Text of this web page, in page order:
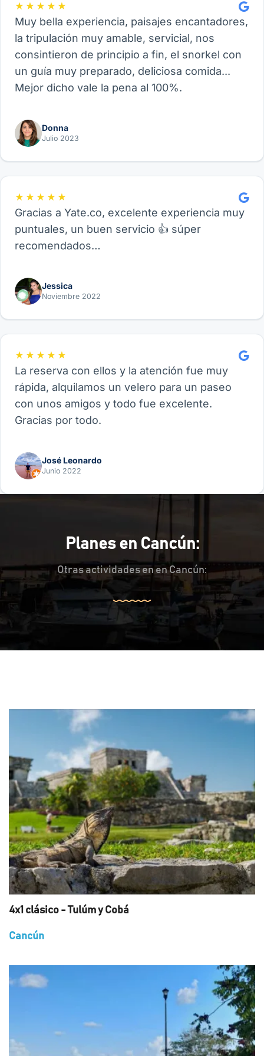
★★★★★
Muy bella experiencia, paisajes encantadores,
la tripulación muy amable, servicial, nos
consintieron de principio a fin, el snorkel con
un guía muy preparado, deliciosa comida...
Mejor dicho vale la pena al 100%.
Donna
Julio 2023
★★★★★
Gracias a Yate.co, excelente experiencia muy
puntuales, un buen servicio 👍 súper
recomendados…
Jessica
Noviembre 2022
★★★★★
La reserva con ellos y la atención fue muy
rápida, alquilamos un velero para un paseo
con unos amigos y todo fue excelente.
Gracias por todo.
José Leonardo
Junio 2022
Planes en Cancún:
Otras actividades en en Cancún:
4x1 clásico - Tulúm y Cobá
Cancún